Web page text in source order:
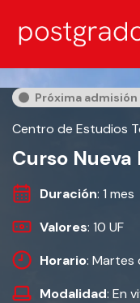
Próxima
Centro de Estudios
Curso
Duración: 1 mes
Valores: 10 UF
Horario: Martes
Modalidad: En